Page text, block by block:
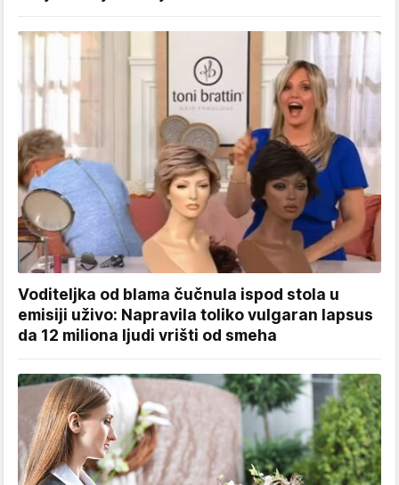
Voditeljka od blama čučnula ispod stola u
emisiji uživo: Napravila toliko vulgaran lapsus
da 12 miliona ljudi vrišti od smeha